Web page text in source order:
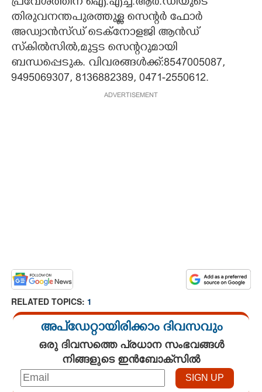
തിരുവനന്തപുരത്തുള്ള സെന്റർ ഫോർ
അഡ്വാൻസ്ഡ് ടെക്നോളജി ആൻഡ്
സ്കിൽസിൽ,മുട്ടട സെന്ററുമായി
ബന്ധപ്പെടുക. വിവരങ്ങൾക്ക്:8547005087,​
9495069307,​ 8136882389, 0471-2550612.
ADVERTISEMENT
RELATED TOPICS: 1
അപ്ഡേറ്റായിരിക്കാം ദിവസവും
ഒരു ദിവസത്തെ പ്രധാന സംഭവങ്ങൾ
നിങ്ങളുടെ ഇൻബോക്സിൽ